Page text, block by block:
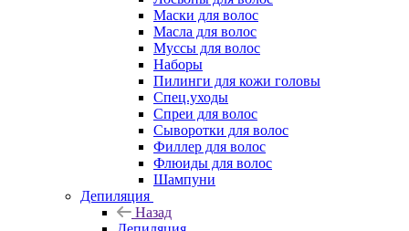
Маски для волос
Масла для волос
Муссы для волос
Наборы
Пилинги для кожи головы
Спец.уходы
Спреи для волос
Сыворотки для волос
Филлер для волос
Флюиды для волос
Шампуни
Депиляция
Назад